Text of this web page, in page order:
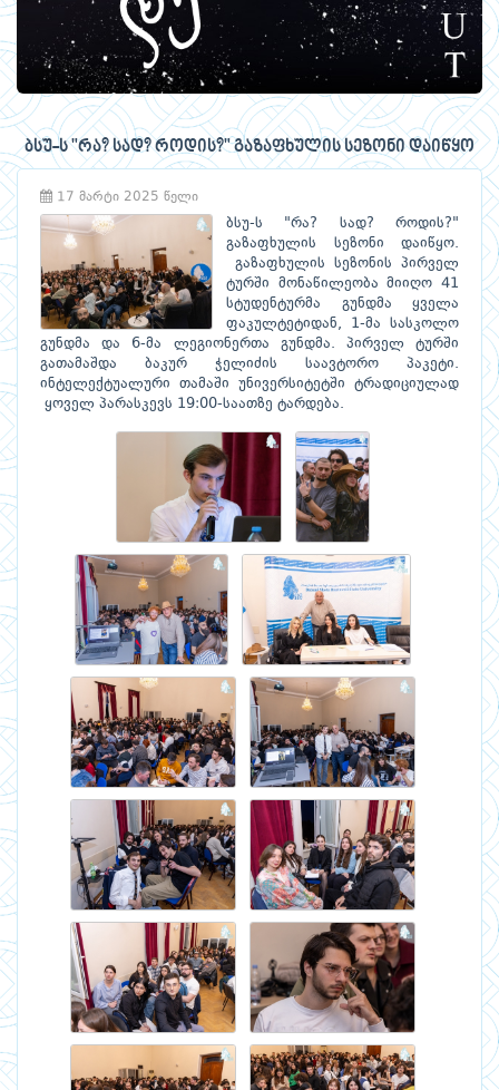
ბსუ-ს "რა? სად? როდის?" გაზაფხულის სეზონი დაიწყო
17 მარტი 2025 წელი
ბსუ-ს "რა? სად? როდის?"
გაზაფხულის სეზონი დაიწყო.
გაზაფხულის სეზონის პირველ
ტურში მონაწილეობა მიიღო 41
სტუდენტურმა გუნდმა ყველა
ფაკულტეტიდან, 1-მა სასკოლო
გუნდმა და 6-მა ლეგიონერთა გუნდმა. პირველ ტურში
გათამაშდა ბაკურ ჭელიძის საავტორო პაკეტი.
ინტელექტუალური თამაში უნივერსიტეტში ტრადიციულად
ყოველ პარასკევს 19:00-საათზე ტარდება.